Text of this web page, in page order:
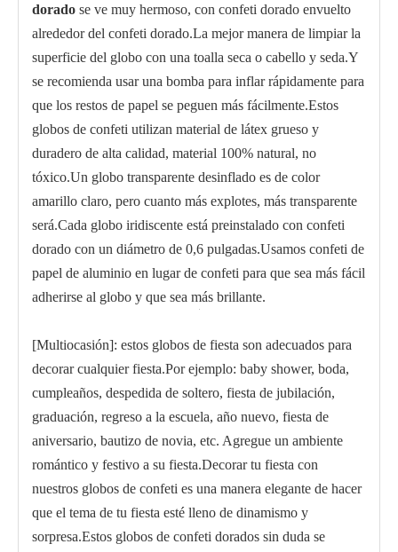
dorado se ve muy hermoso, con confeti dorado envuelto
alrededor del confeti dorado.La mejor manera de limpiar la
superficie del globo con una toalla seca o cabello y seda.Y
se recomienda usar una bomba para inflar rápidamente para
que los restos de papel se peguen más fácilmente.Estos
globos de confeti utilizan material de látex grueso y
duradero de alta calidad, material 100% natural, no
tóxico.Un globo transparente desinflado es de color
amarillo claro, pero cuanto más explotes, más transparente
será.Cada globo iridiscente está preinstalado con confeti
dorado con un diámetro de 0,6 pulgadas.Usamos confeti de
papel de aluminio en lugar de confeti para que sea más fácil
adherirse al globo y que sea más brillante.
[Multiocasión]: estos globos de fiesta son adecuados para
decorar cualquier fiesta.Por ejemplo: baby shower, boda,
cumpleaños, despedida de soltero, fiesta de jubilación,
graduación, regreso a la escuela, año nuevo, fiesta de
aniversario, bautizo de novia, etc. Agregue un ambiente
romántico y festivo a su fiesta.Decorar tu fiesta con
nuestros globos de confeti es una manera elegante de hacer
que el tema de tu fiesta esté lleno de dinamismo y
sorpresa.Estos globos de confeti dorados sin duda se